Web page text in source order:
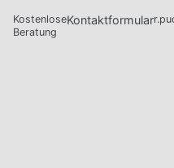
Kostenlose
Beratung
Kontaktformular